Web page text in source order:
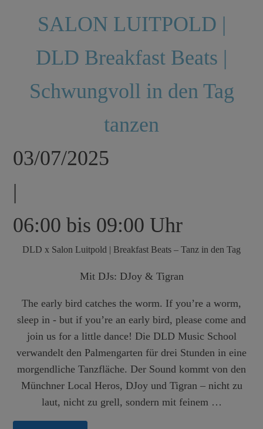
SALON LUITPOLD |
DLD Breakfast Beats |
Schwungvoll in den Tag
tanzen
03/07/2025
|
06:00 bis 09:00 Uhr
DLD x Salon Luitpold | Breakfast Beats – Tanz in den Tag
Mit DJs: DJoy & Tigran
The early bird catches the worm. If you’re a worm,
sleep in - but if you’re an early bird, please come and
join us for a little dance! Die DLD Music School
verwandelt den Palmengarten für drei Stunden in eine
morgendliche Tanzfläche. Der Sound kommt von den
Münchner Local Heros, DJoy und Tigran – nicht zu
laut, nicht zu grell, sondern mit feinem …